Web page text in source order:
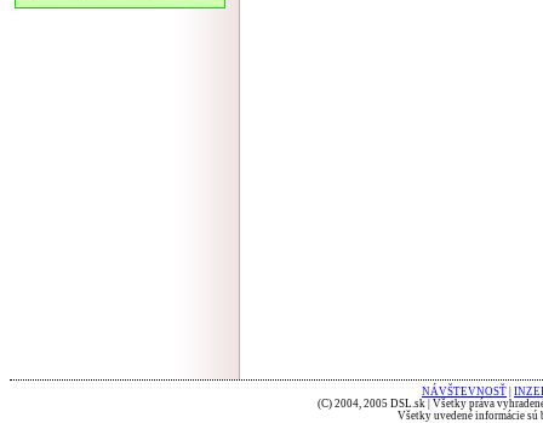
NÁVŠTEVNOSŤ
(C) 2004, 2005 DSL.sk | Všetky práva
Všetky uvedené informácie sú